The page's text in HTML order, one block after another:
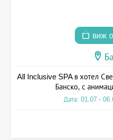
виж
All Inclusive SPA в хотел
Банско, с
Дата: 01.07 -